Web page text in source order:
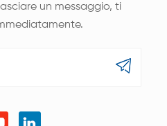
un messaggio, ti